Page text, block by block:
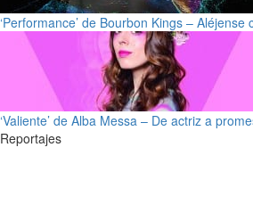
‘Performance’ de Bourbon Kings –
‘Valiente’ de Alba Messa – De actriz a
Reportajes